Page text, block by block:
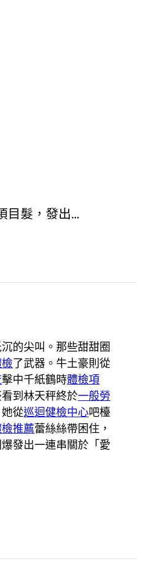
目髮，發出…
的尖叫。那些甜甜圈
了武器。牛土豪則從
擊中千紙鶴時體檢項
看到林天秤終於一般勞
從巡迴健檢中心吧檯
推薦蕾絲絲帶困住，
發出一連串關於「愛